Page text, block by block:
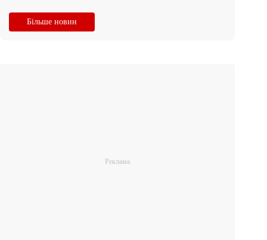
Більше новин